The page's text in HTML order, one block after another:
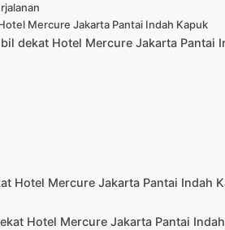
Mercure Jakarta Pantai Indah Kapuk
dekat Hotel Mercure Jakarta Pantai
Hotel Mercure Jakarta Pantai Indah
Hotel Mercure Jakarta Pantai